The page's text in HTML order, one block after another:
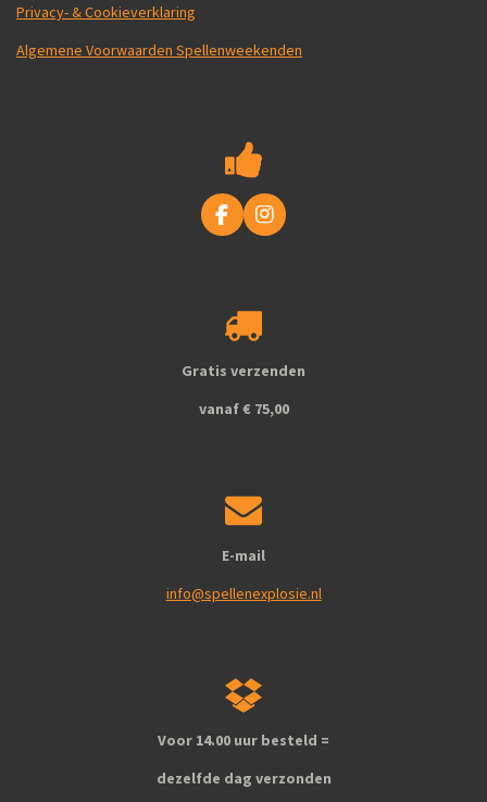
Privacy- & Cookieverklaring
Algemene Voorwaarden Spellenweekenden
F
a
o
o
I
n
m
Gratis verzenden
vanaf € 75,00
E-mail
info@spellenexplosie.nl
Voor 14.00 uur besteld =
dezelfde dag verzonden